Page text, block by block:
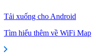
Tải xuống cho Android
Tìm hiểu thêm về WiFi Map